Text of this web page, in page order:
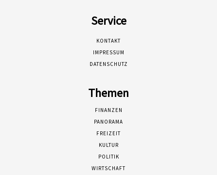
Service
KONTAKT
IMPRESSUM
DATENSCHUTZ
Themen
FINANZEN
PANORAMA
FREIZEIT
KULTUR
POLITIK
WIRTSCHAFT